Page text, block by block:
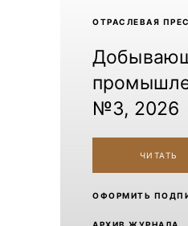
ОТРАCЛЕВАЯ
№3, 2026
ЧИТАТЬ
ОФОРМИТЬ